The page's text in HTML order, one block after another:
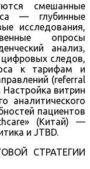
смешанные
— глубинные
исследования,
опросы
анализ,
цифровых следов,
к тарифам и
(referral
витрин
аналитического
пациентов
(Китай) —
и JTBD.
СТРАТЕГИИ